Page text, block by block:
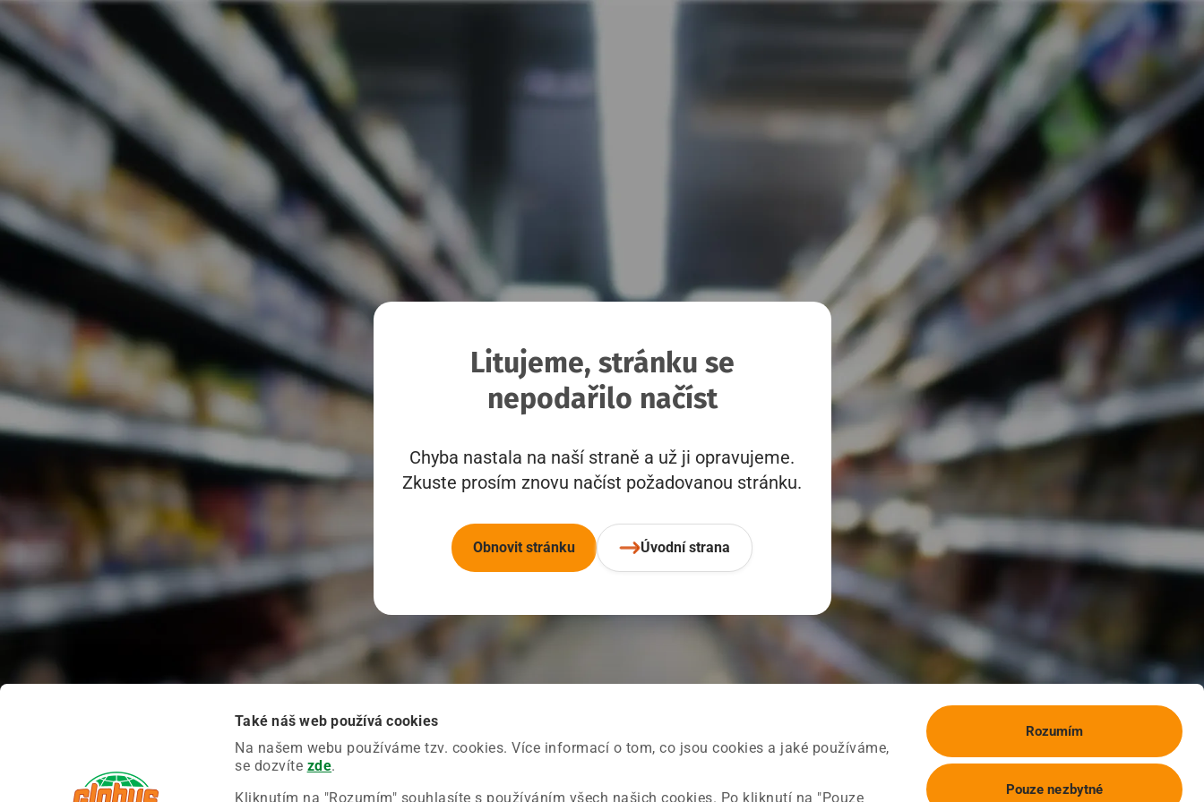
Také náš web používá cookies
Na našem webu používáme tzv. cookies. Více informací o tom, co jsou cookies a jaké používáme,
se dozvíte zde.
Kliknutím na "Rozumím" souhlasíte s používáním všech našich cookies. Po kliknutí na "Pouze
Rozumím
Pouze nezbytné
Litujeme, stránku se
nepodařilo načíst
Chyba nastala na naší straně a už ji opravujeme.
Zkuste prosím znovu načíst požadovanou stránku.
Obnovit stránku Úvodní strana